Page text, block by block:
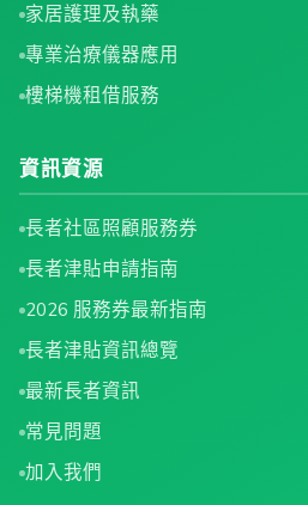
家居護理及執藥
專業治療儀器應用
樓梯機租借服務
資訊資源
長者社區照顧服務券
長者津貼申請指南
2026 服務券最新指南
長者津貼資訊總覽
最新長者資訊
常見問題
加入我們